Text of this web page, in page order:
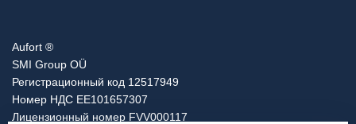
Aufort ®
SMI Group OÜ
Регистрационный код 12517949
Номер НДС EE101657307
Лицензионный номер FVV000117